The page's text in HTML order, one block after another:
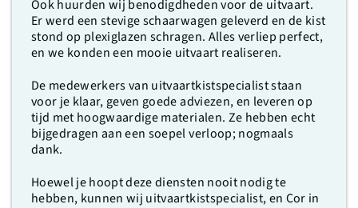
Ook huurden wij benodigdheden voor de uitvaart.
Er werd een stevige schaarwagen geleverd en de kist
stond op plexiglazen schragen. Alles verliep perfect,
en we konden een mooie uitvaart realiseren.
De medewerkers van uitvaartkistspecialist staan
voor je klaar, geven goede adviezen, en leveren op
tijd met hoogwaardige materialen. Ze hebben echt
bijgedragen aan een soepel verloop; nogmaals
dank.
Hoewel je hoopt deze diensten nooit nodig te
hebben, kunnen wij uitvaartkistspecialist, en Cor in